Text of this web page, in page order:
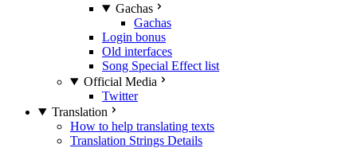
Gachas
Gachas
Login bonus
Old interfaces
Song Special Effect list
Official Media
Twitter
Translation
How to help translating texts
Translation Strings Details